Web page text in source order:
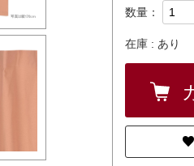
数量：
在庫 : あり